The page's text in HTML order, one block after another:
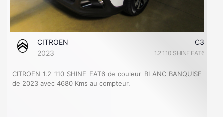
CITROEN
C3
2023
1.2 110 SHINE EAT6
CITROEN 1.2 110 SHINE EAT6 de couleur BLANC BANQUISE
de 2023 avec 4680 Kms au compteur.